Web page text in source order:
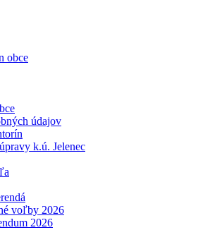
obce
údajov
k.ú. Jelenec
voľby 2026
2026